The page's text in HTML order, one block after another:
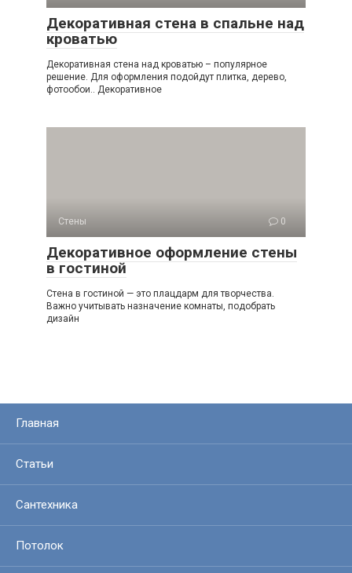
Декоративная стена в спальне над
кроватью
Декоративная стена над кроватью – популярное
решение. Для оформления подойдут плитка, дерево,
фотообои.. Декоративное
Стены 0
Декоративное оформление стены
в гостиной
Стена в гостиной — это плацдарм для творчества.
Важно учитывать назначение комнаты, подобрать
дизайн
Главная
Статьи
Сантехника
Потолок